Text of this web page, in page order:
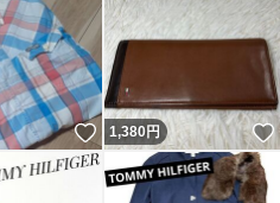
いいね！
1,380円